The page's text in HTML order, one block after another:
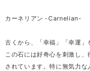
カーネリアン -Carnelian-
古くから、「幸福」「幸運」
この石には好奇心を刺激し
されています。特に無気力な